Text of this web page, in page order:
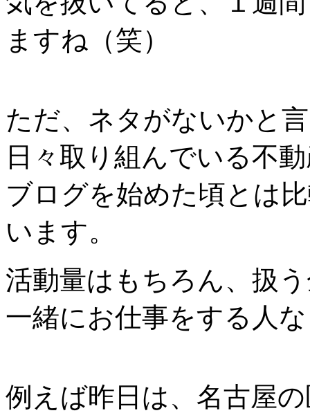
ますね（笑）
ただ、ネタがないかと
日々取り組んでいる不
ブログを始めた頃とは
います。
活動量はもちろん、扱
一緒にお仕事をする人
例えば昨日は、名古屋